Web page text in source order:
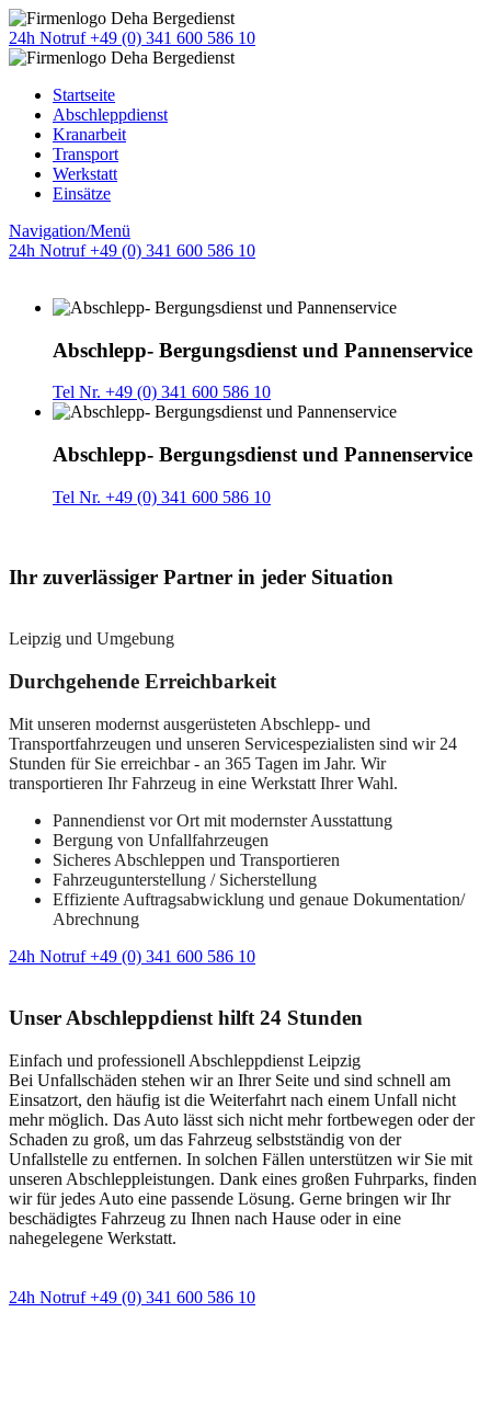
24h Notruf +49 (0) 341 600 586 10
Startseite
Abschleppdienst
Kranarbeit
Transport
Werkstatt
Einsätze
Navigation/Menü
24h Notruf +49 (0) 341 600 586 10
Abschlepp- Bergungsdienst und Pannenservice
Tel Nr. +49 (0) 341 600 586 10
Abschlepp- Bergungsdienst und Pannenservice
Tel Nr. +49 (0) 341 600 586 10
Ihr zuverlässiger Partner in jeder Situation
Leipzig und Umgebung
Durchgehende Erreichbarkeit
Mit unseren modernst ausgerüsteten Abschlepp- und
Transportfahrzeugen und unseren Servicespezialisten sind wir 24
Stunden für Sie erreichbar - an 365 Tagen im Jahr. Wir
transportieren Ihr Fahrzeug in eine Werkstatt Ihrer Wahl.
Pannendienst vor Ort mit modernster Ausstattung
Bergung von Unfallfahrzeugen
Sicheres Abschleppen und Transportieren
Fahrzeugunterstellung / Sicherstellung
Effiziente Auftragsabwicklung und genaue Dokumentation/
Abrechnung
24h Notruf +49 (0) 341 600 586 10
Unser Abschleppdienst hilft 24 Stunden
Einfach und professionell Abschleppdienst Leipzig
Bei Unfallschäden stehen wir an Ihrer Seite und sind schnell am
Einsatzort, den häufig ist die Weiterfahrt nach einem Unfall nicht
mehr möglich. Das Auto lässt sich nicht mehr fortbewegen oder der
Schaden zu groß, um das Fahrzeug selbstständig von der
Unfallstelle zu entfernen. In solchen Fällen unterstützen wir Sie mit
unseren Abschleppleistungen. Dank eines großen Fuhrparks, finden
wir für jedes Auto eine passende Lösung. Gerne bringen wir Ihr
beschädigtes Fahrzeug zu Ihnen nach Hause oder in eine
nahegelegene Werkstatt.
24h Notruf +49 (0) 341 600 586 10